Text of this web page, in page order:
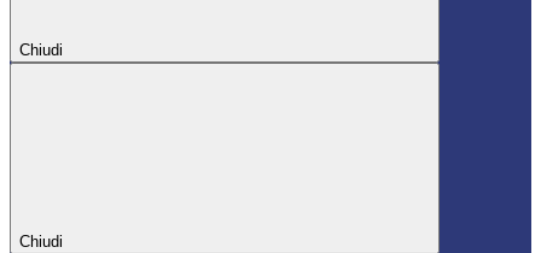
Chiudi
Chiudi